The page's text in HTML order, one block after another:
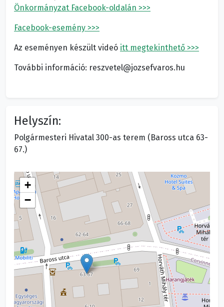
Önkormányzat Facebook-oldalán >>>
Facebook-esemény >>>
Az eseményen készült videó itt megtekinthető >>>
További információ: reszvetel@jozsefvaros.hu
Helyszín:
Polgármesteri Hivatal 300-as terem (Baross utca 63-
67.)
+
−